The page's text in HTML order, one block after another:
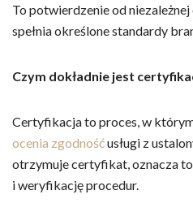
To potwierdzenie od
spełnia określone standardy
Czym dokładnie jest
Certyfikacja to proces, w
ocenia zgodnośćusługi z
otrzymuje certyfikat, oznacza
i weryfikację procedur.